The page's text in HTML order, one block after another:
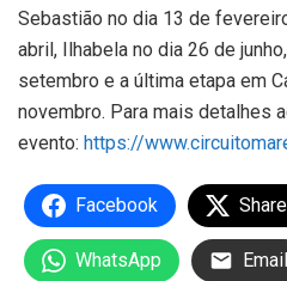
Sebastião no dia 13 de
abril, Ilhabela no dia 26 de
setembro e a última etapa em
novembro. Para mais detalhes
evento: https://
Facebook
WhatsApp Email